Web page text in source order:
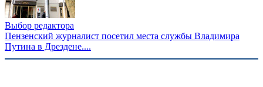
Выбор редактора
Пензенский журналист посетил места службы Владимира
Путина в Дрездене....